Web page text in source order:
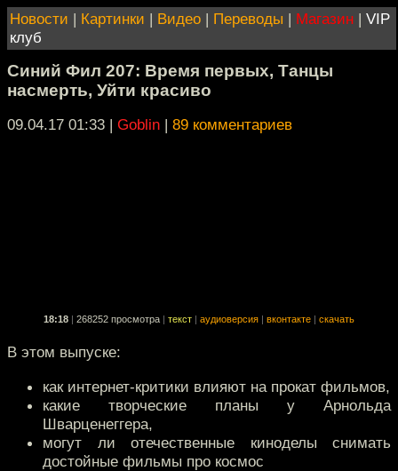
Новости | Картинки | Видео | Переводы | Магазин | VIP
клуб
Синий Фил 207: Время первых, Танцы
насмерть, Уйти красиво
09.04.17 01:33 | Goblin | 89 комментариев
18:18 268252 просмотра текст аудиоверсия вконтакте скачать
В этом выпуске:
как интернет-критики влияют на прокат фильмов,
какие творческие планы у Арнольда
Шварценеггера,
могут ли отечественные киноделы снимать
достойные фильмы про космос